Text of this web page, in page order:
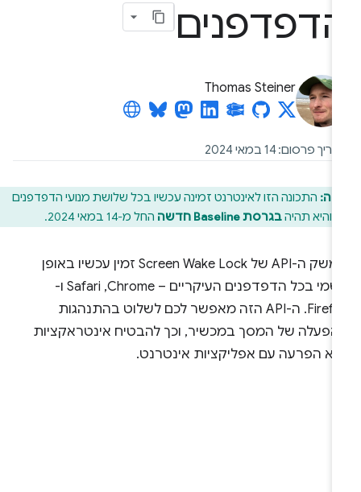
Thomas Steiner
פרסום: 14 במאי 2024
התכונה הזו לאינטרנט זמינה עכשיו בכל שלושת מנועי הדפדפנים
והיא תהיהבגרסת Baseline חדשה החל מ-14 במאי 2024.
ממשק ה-API של Screen Wake Lock זמין עכשיו באופן
רשמי בכל הדפדפנים העיקריים – Chrome,‏ Safari ו-
Firefox. ה-API הזה מאפשר לכם לשלוט בהתנהגות
של המסך במכשיר, וכך להבטיח אינטראקציות
הפרעה עם אפליקציות אינטרנט.